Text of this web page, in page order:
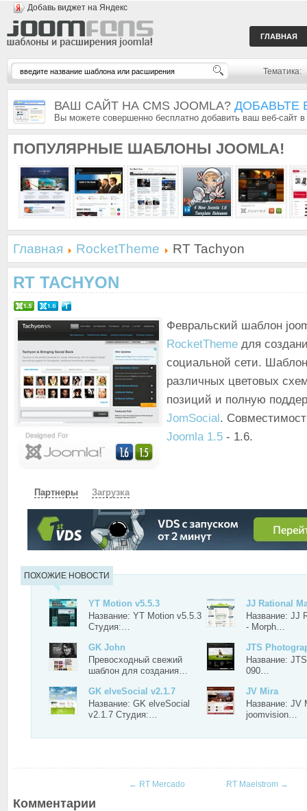
Добавь виджет на Яндекс
ГЛАВНАЯ
Тематика:
ВАШ САЙТ НА CMS JOOMLA? ДОБАВЬТЕ
Вы можете совершенно бесплатно добавить ваш веб-сайт
ПОПУЛЯРНЫЕ ШАБЛОНЫ JOOMLA!
Главная RocketTheme RT Tachyon
RT TACHYON
Февральский шаблон
RocketTheme для
социальной сети.
различных цветовых
позиций и полную
JomSocial.
Joomla 1.5 - 1.6.
Партнеры Загрузка
СКАЧАТЬ ЗЕРКАЛО
ПОХОЖИЕ НОВОСТИ
YT Motion v5.5.3
Название: YT Motion v5.5.3
Студия:…
JJ Rational
Название: JJ
- Morph…
GK John
Превосходный свежий
шаблон для создания…
JTS
Название:
090…
GK elveSocial v2.1.7
Название: GK elveSocial
v2.1.7 Студия:…
JV Mira
Название: JV
joomvision…
← RT Mercado RT Maelstrom →
Комментарии